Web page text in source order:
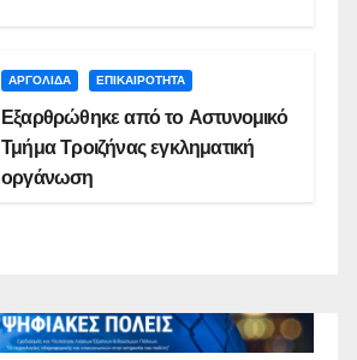
ΑΡΓΟΛΙΔΑ ΕΠΙΚΑΙΡΟΤΗΤΑ
Εξαρθρώθηκε από το Αστυνομικό
Τμήμα Τροιζήνας εγκληματική
οργάνωση